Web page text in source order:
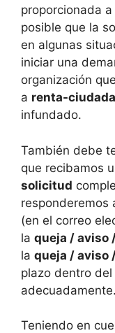
proporcionada a
posible que la
en algunas
iniciar una
organización
a renta-
infundado.
También debe
que recibamos
solicitud
responderemos
(en el correo
la queja / aviso
la queja / aviso
plazo dentro
adecuadamente.
Teniendo en